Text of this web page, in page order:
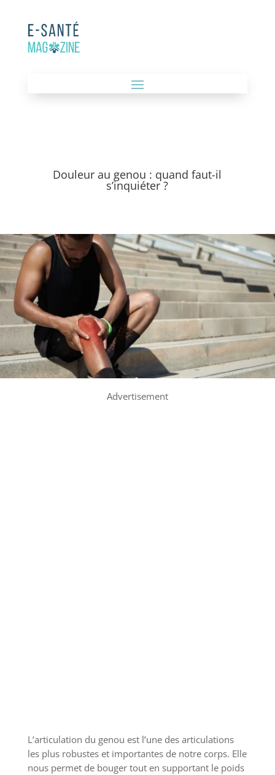
Douleur au genou : quand faut-il
s’inquiéter ?
Advertisement
L’articulation du genou est l’une des articulations
les plus robustes et importantes de notre corps. Elle
nous permet de bouger tout en supportant le poids